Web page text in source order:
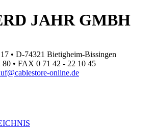
JAHR GMBH
• D-74321 Bietigheim-Bissingen
• FAX 0 71 42 - 22 10 45
online.de